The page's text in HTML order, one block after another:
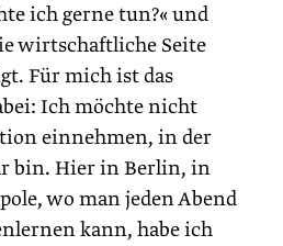
ich gerne tun?« und
wirtschaftliche Seite
Für mich ist das
Ich möchte nicht
einnehmen, in der
bin. Hier in Berlin, in
wo man jeden Abend
kann, habe ich